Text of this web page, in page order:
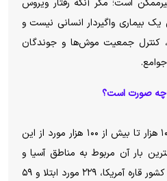
غیرممکن است؛ مگر آنکه رفتار ویروس
یک بیماری واگیردار انسانی نیست و
کنترل جمعیت موش‌ها و جوندگان
چه صورت است؟
در سطح جهانی، سالانه بین ۱۰ هزار تا بیش از ۱۰۰ هزار مورد از این
بار آن مربوط به مناطق آسیا و
اروپا است. در سال ۲۰۲۵ در ۸ کشور قاره آمریکا، ۲۲۹ مورد ابتلا و ۵۹